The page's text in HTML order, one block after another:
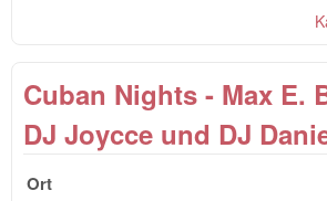
Cuban Nights - Max E.
DJ Joycce und DJ
Ort